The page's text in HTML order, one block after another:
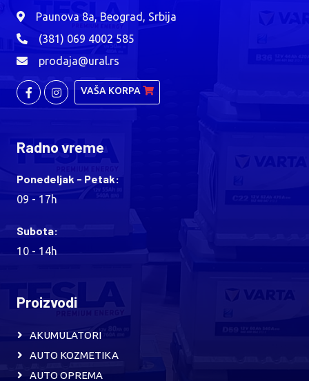
Paunova 8a, Beograd, Srbija
(381) 069 4002 585
prodaja@ural.rs
VAŠA KORPA
Radno vreme
Ponedeljak - Petak:
09 - 17h
Subota:
10 - 14h
Proizvodi
AKUMULATORI
AUTO KOZMETIKA
AUTO OPREMA